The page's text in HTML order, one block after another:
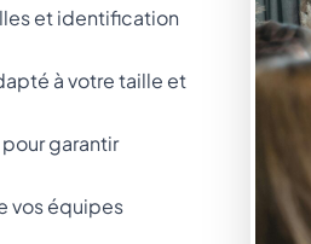
et identification
à votre taille et
garantir
vos équipes